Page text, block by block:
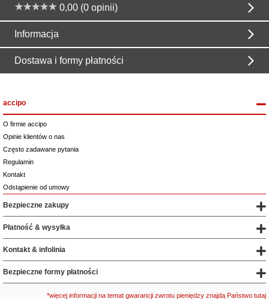
0,00 (0 opinii)
Informacja
Dostawa i formy płatności
accipo
O firmie accipo
Opinie klientów o nas
Często zadawane pytania
Regulamin
Kontakt
Odstąpienie od umowy
Bezpieczne zakupy
Płatność & wysyłka
Kontakt & infolinia
Bezpieczne formy płatności
*więcej informacji na temat gwarancji zwrotu pieniędzy znajdą Państwo tutaj